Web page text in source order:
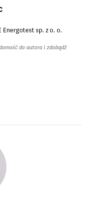
Energotest sp. z o. o.
do autora i zdobądź